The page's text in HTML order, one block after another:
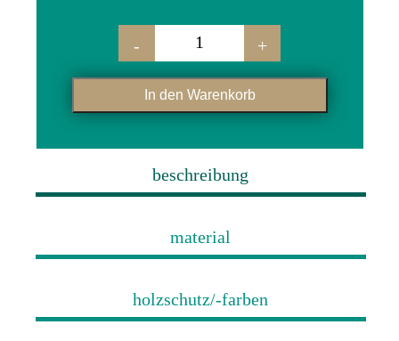
bank "torsten" menge
- +
In den Warenkorb
beschreibung
material
holzschutz/-farben